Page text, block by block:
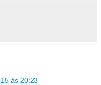
às 20:23